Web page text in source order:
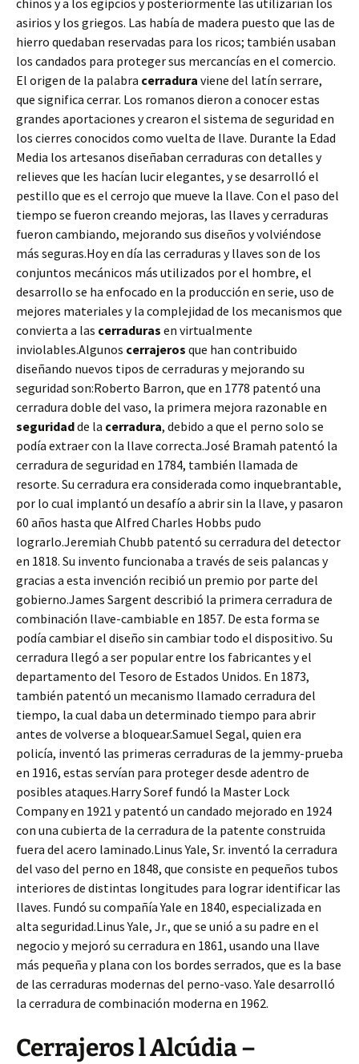
chinos y a los egipcios y posteriormente las utilizarían los
asirios y los griegos. Las había de madera puesto que las de
hierro quedaban reservadas para los ricos; también usaban
los candados para proteger sus mercancías en el comercio.
El origen de la palabra cerradura viene del latín serrare,
que significa cerrar. Los romanos dieron a conocer estas
grandes aportaciones y crearon el sistema de seguridad en
los cierres conocidos como vuelta de llave. Durante la Edad
Media los artesanos diseñaban cerraduras con detalles y
relieves que les hacían lucir elegantes, y se desarrolló el
pestillo que es el cerrojo que mueve la llave. Con el paso del
tiempo se fueron creando mejoras, las llaves y cerraduras
fueron cambiando, mejorando sus diseños y volviéndose
más seguras.Hoy en día las cerraduras y llaves son de los
conjuntos mecánicos más utilizados por el hombre, el
desarrollo se ha enfocado en la producción en serie, uso de
mejores materiales y la complejidad de los mecanismos que
convierta a las cerraduras en virtualmente
inviolables.Algunos cerrajeros que han contribuido
diseñando nuevos tipos de cerraduras y mejorando su
seguridad son:Roberto Barron, que en 1778 patentó una
cerradura doble del vaso, la primera mejora razonable en
seguridadde la cerradura, debido a que el perno solo se
podía extraer con la llave correcta.José Bramah patentó la
cerradura de seguridad en 1784, también llamada de
resorte. Su cerradura era considerada como inquebrantable,
por lo cual implantó un desafío a abrir sin la llave, y pasaron
60 años hasta que Alfred Charles Hobbs pudo
lograrlo.Jeremiah Chubb patentó su cerradura del detector
en 1818. Su invento funcionaba a través de seis palancas y
gracias a esta invención recibió un premio por parte del
gobierno.James Sargent describió la primera cerradura de
combinación llave-cambiable en 1857. De esta forma se
podía cambiar el diseño sin cambiar todo el dispositivo. Su
cerradura llegó a ser popular entre los fabricantes y el
departamento del Tesoro de Estados Unidos. En 1873,
también patentó un mecanismo llamado cerradura del
tiempo, la cual daba un determinado tiempo para abrir
antes de volverse a bloquear.Samuel Segal, quien era
policía, inventó las primeras cerraduras de la jemmy-prueba
en 1916, estas servían para proteger desde adentro de
posibles ataques.Harry Soref fundó la Master Lock
Company en 1921 y patentó un candado mejorado en 1924
con una cubierta de la cerradura de la patente construida
fuera del acero laminado.Linus Yale, Sr. inventó la cerradura
del vaso del perno en 1848, que consiste en pequeños tubos
interiores de distintas longitudes para lograr identificar las
llaves. Fundó su compañía Yale en 1840, especializada en
alta seguridad.Linus Yale, Jr., que se unió a su padre en el
negocio y mejoró su cerradura en 1861, usando una llave
más pequeña y plana con los bordes serrados, que es la base
de las cerraduras modernas del perno-vaso. Yale desarrolló
la cerradura de combinación moderna en 1962.
Cerrajeros l Alcúdia –